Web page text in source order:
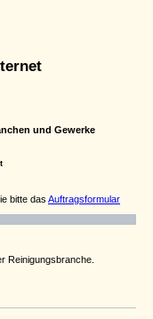
und Gewerke
bitte das Auftragsformular
Reinigungsbranche.